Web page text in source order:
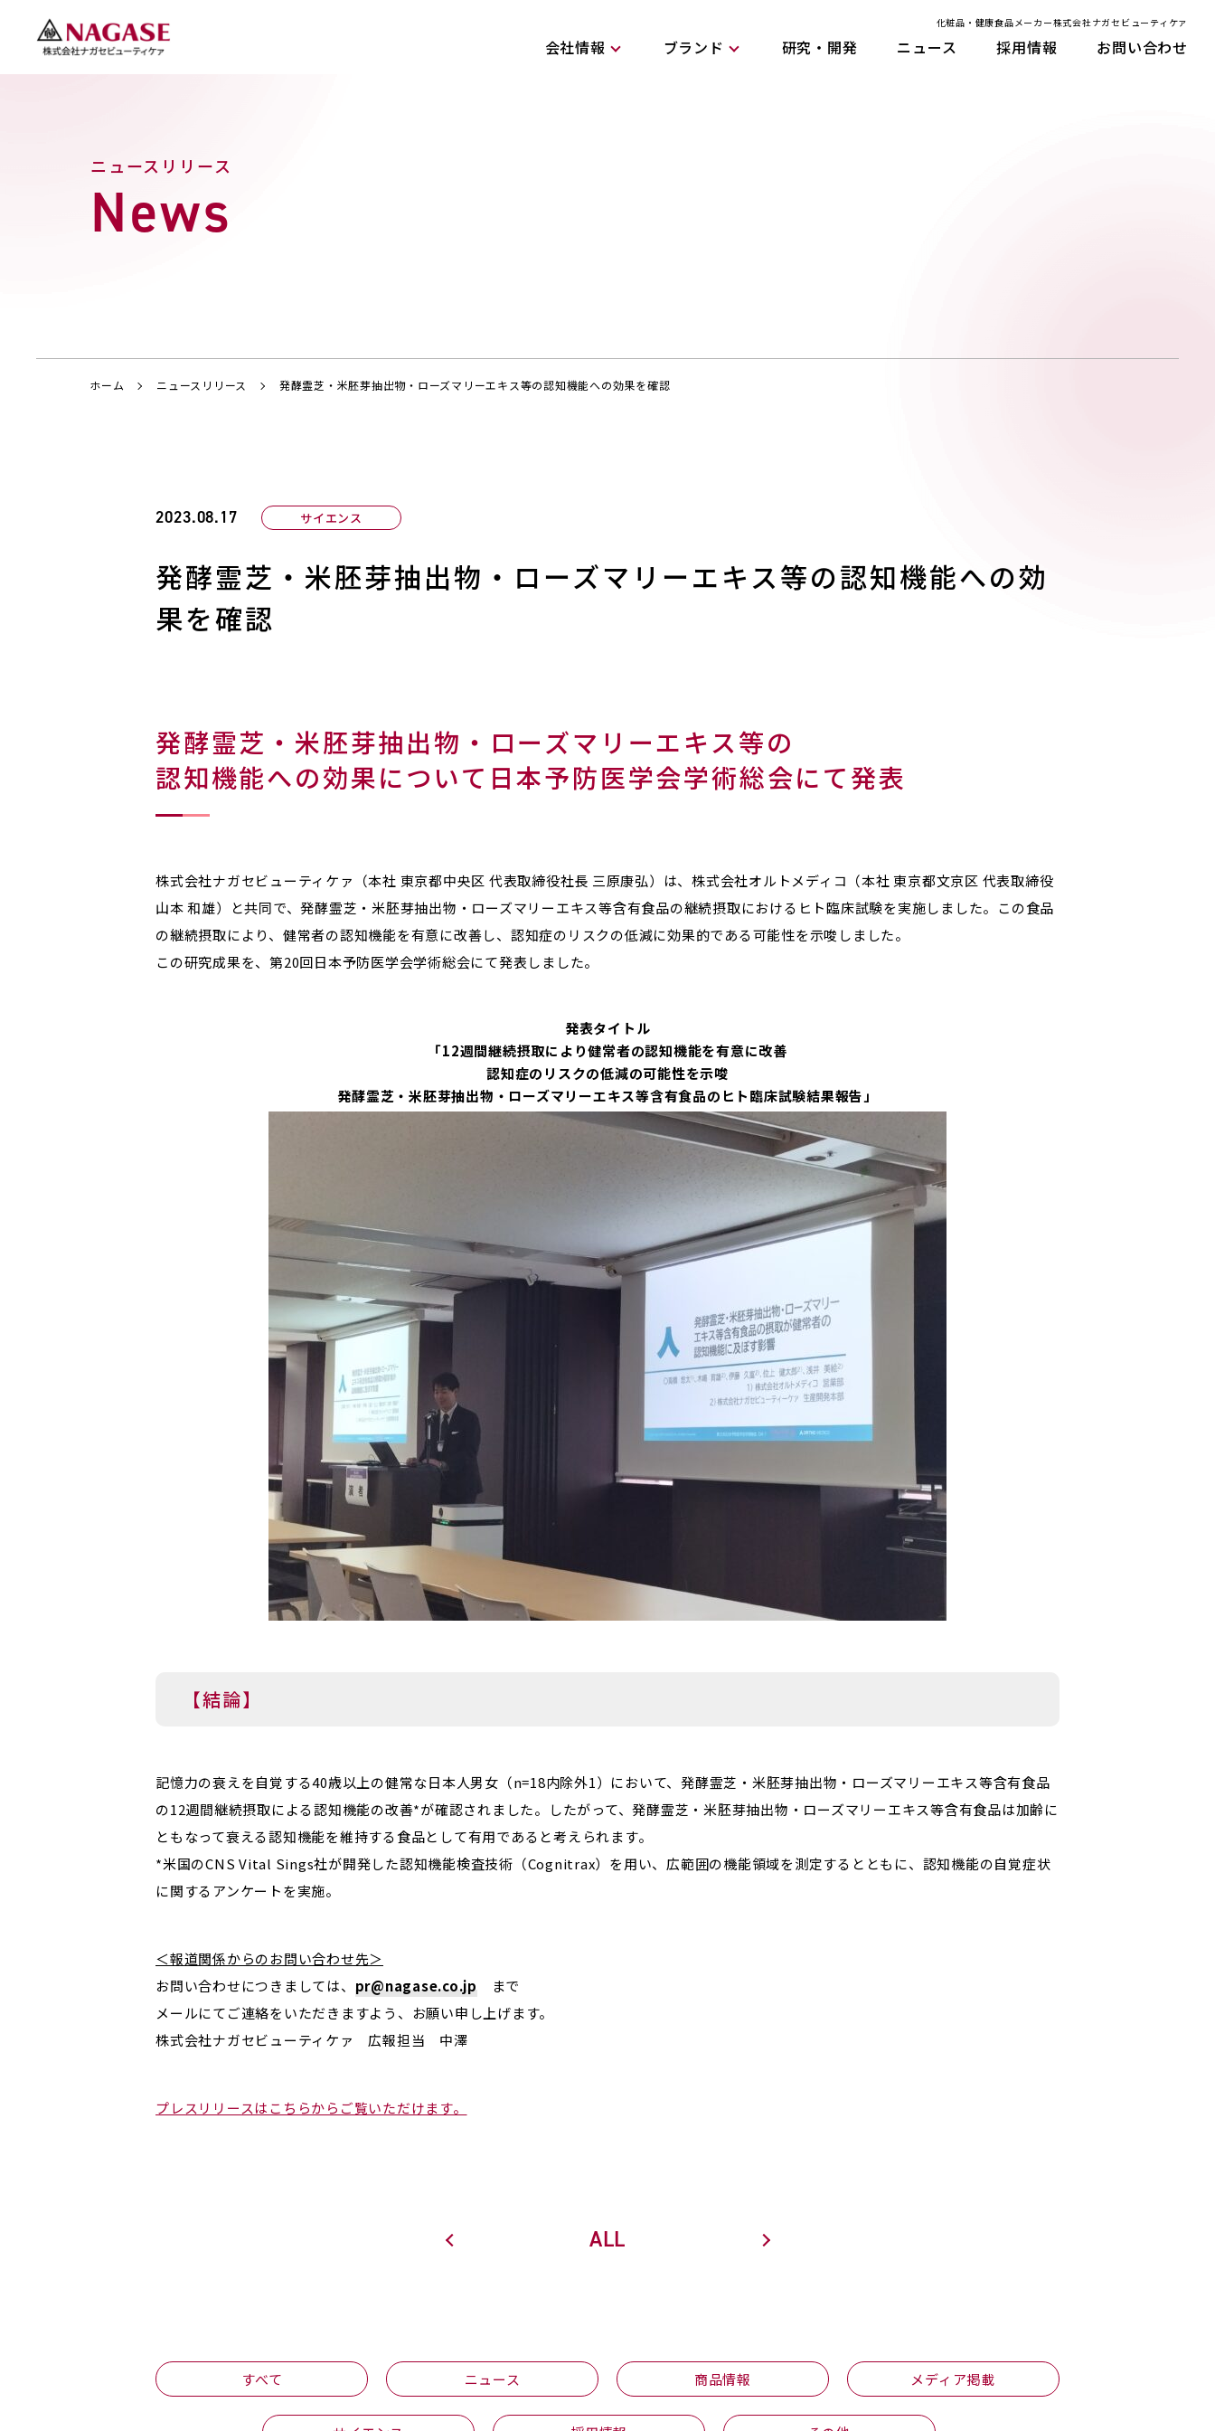
化粧品・健康食品メーカー株式会社ナガセビューティケァ
会社情報 ブランド 研究・開発 ニュース 採用情報 お問い合わせ
ニュースリリース
News
ホーム ニュースリリース 発酵霊芝・米胚芽抽出物・ローズマリーエキス等の認知機能への効果を確認
2023.08.17 サイエンス
発酵霊芝・米胚芽抽出物・ローズマリーエキス等の認知機能への効
果を確認
発酵霊芝・米胚芽抽出物・ローズマリーエキス等の
認知機能への効果について日本予防医学会学術総会にて発表
株式会社ナガセビューティケァ（本社 東京都中央区 代表取締役社長 三原康弘）は、株式会社オルトメディコ（本社 東京都文京区 代表取締役
山本 和雄）と共同で、発酵霊芝・米胚芽抽出物・ローズマリーエキス等含有食品の継続摂取におけるヒト臨床試験を実施しました。この食品
の継続摂取により、健常者の認知機能を有意に改善し、認知症のリスクの低減に効果的である可能性を示唆しました。
この研究成果を、第20回日本予防医学会学術総会にて発表しました。
発表タイトル
「12週間継続摂取により健常者の認知機能を有意に改善
認知症のリスクの低減の可能性を示唆
発酵霊芝・米胚芽抽出物・ローズマリーエキス等含有食品のヒト臨床試験結果報告」
【結論】
記憶力の衰えを自覚する40歳以上の健常な日本人男女（n=18内除外1）において、発酵霊芝・米胚芽抽出物・ローズマリーエキス等含有食品
の12週間継続摂取による認知機能の改善*が確認されました。したがって、発酵霊芝・米胚芽抽出物・ローズマリーエキス等含有食品は加齢に
ともなって衰える認知機能を維持する食品として有用であると考えられます。
*米国のCNS Vital Sings社が開発した認知機能検査技術（Cognitrax）を用い、広範囲の機能領域を測定するとともに、認知機能の自覚症状
に関するアンケートを実施。
＜報道関係からのお問い合わせ先＞
お問い合わせにつきましては、 pr@nagase.co.jpまで
メールにてご連絡をいただきますよう、お願い申し上げます。
株式会社ナガセビューティケァ 広報担当 中澤
プレスリリースはこちらからご覧いただけます。
ALL
すべて ニュース 商品情報 メディア掲載